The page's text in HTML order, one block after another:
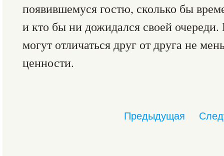
появившемуся гостю, сколько бы
и кто бы ни дожидался своей
могут отличаться друг от друга не
ценности.
Предыдущая